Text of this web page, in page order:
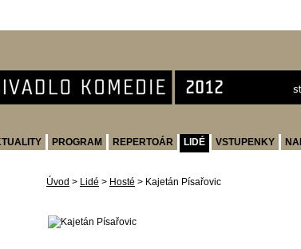
PROGRAM REPERTOÁR LIDÉ VSTUPENKY
Úvod > Lidé > Hosté > Kajetán Písařovic